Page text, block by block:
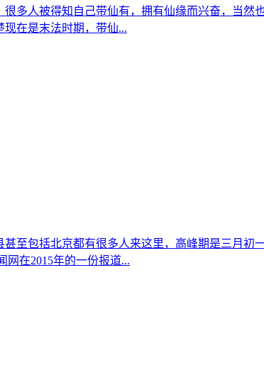
多人被得知自己带仙有，拥有仙缘而兴奋，当
在是末法时期，带仙...
至包括北京都有很多人来这里，高峰期是三月初
网在2015年的一份报道...